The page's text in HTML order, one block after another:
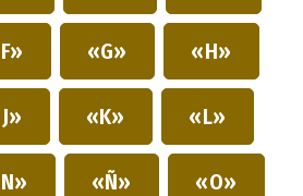
«G» «H»
«K» «L»
«Ñ» «O»